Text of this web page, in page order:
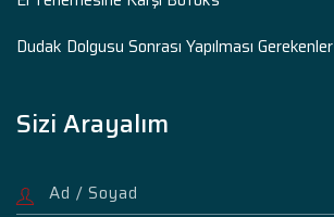
Dudak Dolgusu Sonrası Yapılması Gerekenler
Sizi Arayalım